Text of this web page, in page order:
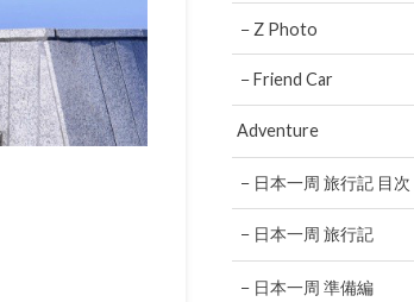
Z Photo
Friend Car
Adventure
日本一周 旅行記 目次
日本一周 旅行記
日本一周 準備編